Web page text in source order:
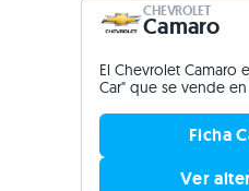
CHEVROLET
Camaro
El Chevrolet Camaro
Car" que se vende
Ficha
Ver